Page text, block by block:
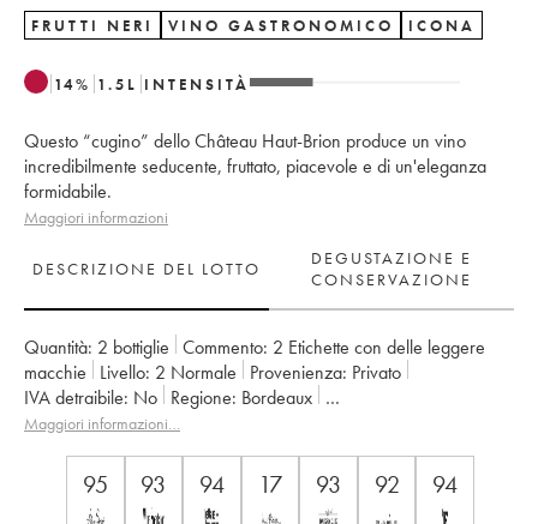
FRUTTI NERI VINO GASTRONOMICO ICONA
14% 1.5 L INTENSITÀ
Questo “cugino” dello Château Haut-Brion produce un vino
incredibilmente seducente, fruttato, piacevole e di un'eleganza
formidabile.
Maggiori informazioni
DESCRIZIONE DEL LOTTO
DEGUSTAZIONE E
CONSERVAZIONE
Quantità: 2 bottiglie Commento: 2 Etichette con delle leggere
macchie
Livello: 2 Normale Provenienza:
privato
IVA detraibile:
no Regione:
Bordeaux
Denominazione: Pessac-Léognan
Proprietario:
Domaines Clarence Dillon
Maggiori informazioni…
95 93 94 17 93 92 94